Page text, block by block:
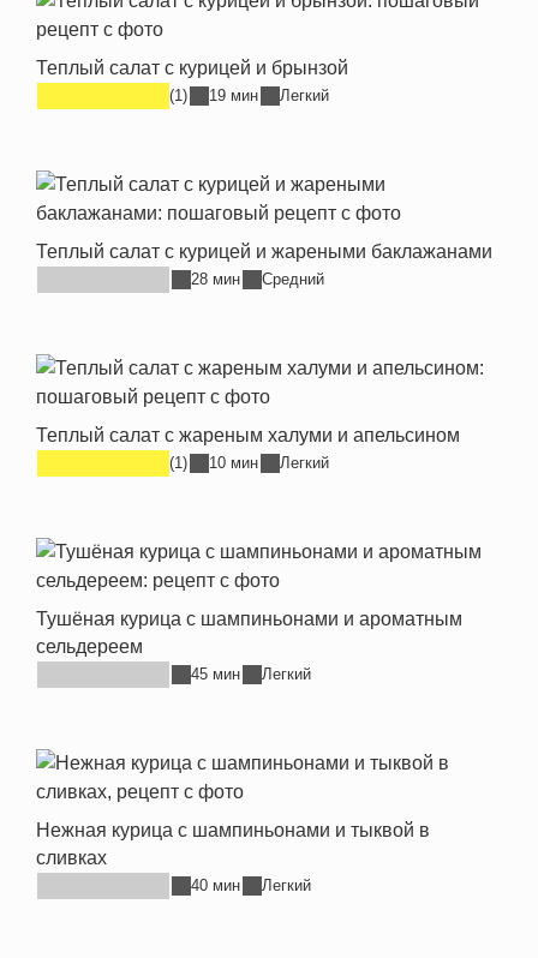
Теплый салат с курицей и брынзой
(1) 19 мин Легкий
Теплый салат с курицей и жареными баклажанами
28 мин Средний
Теплый салат с жареным халуми и апельсином
(1) 10 мин Легкий
Тушёная курица с шампиньонами и ароматным
сельдереем
45 мин Легкий
Нежная курица с шампиньонами и тыквой в
сливках
40 мин Легкий